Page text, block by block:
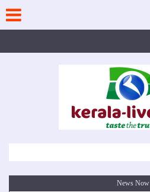
content
News Now